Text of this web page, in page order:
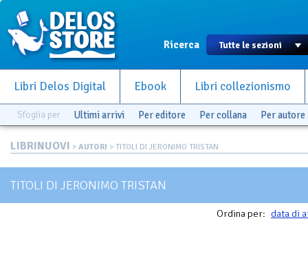
Ricerca
Libri Delos Digital Ebook Libri collezionismo
Sfoglia per Ultimi arrivi Per editore Per collana Per autore
LIBRINUOVI > AUTORI > TITOLI DI JERONIMO TRISTAN
TITOLI DI JERONIMO TRISTAN
Ordina per: data di